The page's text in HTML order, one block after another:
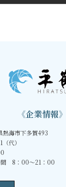
《企業情報》
海市下多賀493
代）
間 8：00～21：00